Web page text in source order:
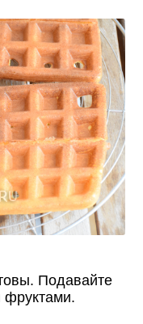
Подавайте